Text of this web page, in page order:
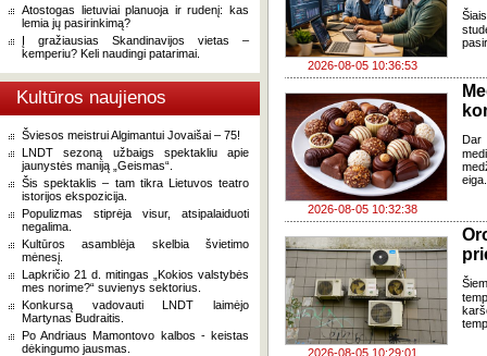
Atostogas lietuviai planuoja ir rudenį: kas
lemia jų pasirinkimą?
Į gražiausias Skandinavijos vietas –
kemperiu? Keli naudingi patarimai.
Kultūros naujienos
Šviesos meistrui Algimantui Jovaišai – 75!
LNDT sezoną užbaigs spektakliu apie
jaunystės maniją „Geismas“.
Šis spektaklis – tam tikra Lietuvos teatro
istorijos ekspozicija.
Populizmas stiprėja visur, atsipalaiduoti
negalima.
Kultūros asamblėja skelbia švietimo
mėnesį.
Lapkričio 21 d. mitingas „Kokios valstybės
mes norime?“ suvienys sektorius.
Konkursą vadovauti LNDT laimėjo
Martynas Budraitis.
Po Andriaus Mamontovo kalbos - keistas
dėkingumo jausmas.
2026-08-05 10:36:53
2026-08-05 10:32:38
Dar
2026-08-05 10:29:01